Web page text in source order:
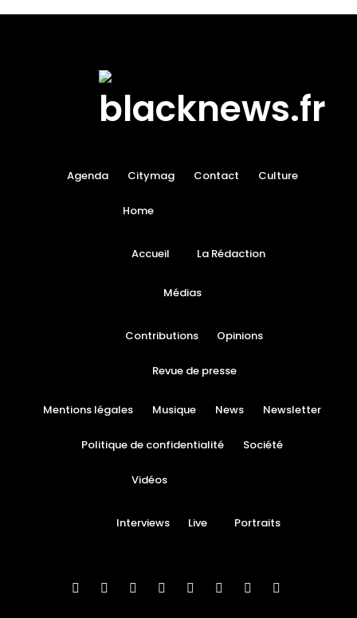
Agenda Citymag Contact Culture
Home
Accueil La Rédaction
Médias
Contributions Opinions
Revue de presse
Mentions légales Musique News Newsletter
Politique de confidentialité Société
Vidéos
Interviews Live Portraits